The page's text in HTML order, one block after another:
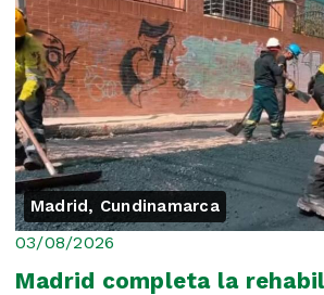
Madrid, Cundinamarca
03/08/2026
Madrid completa la